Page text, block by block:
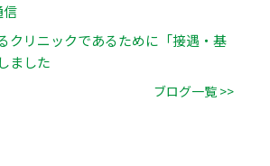
信
クリニックであるために「接遇・基
ました
ブログ一覧 >>